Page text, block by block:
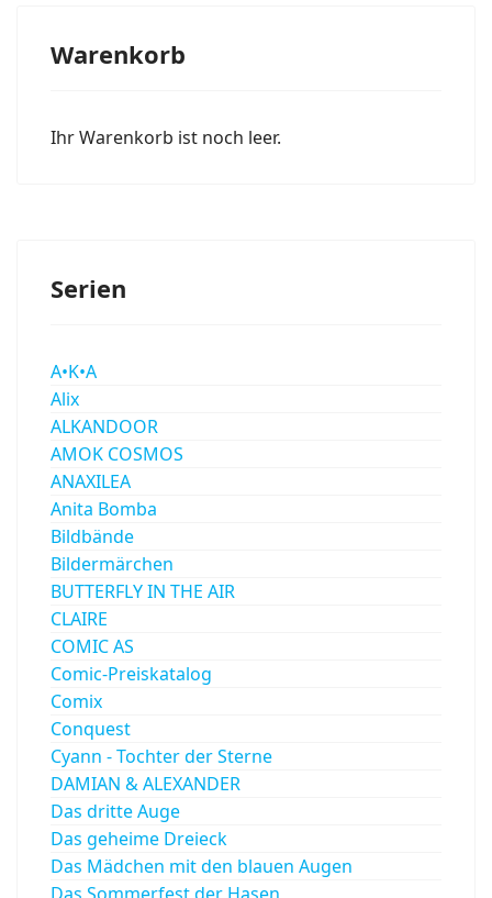
Warenkorb
Ihr Warenkorb ist noch leer.
Serien
A•K•A
Alix
ALKANDOOR
AMOK COSMOS
ANAXILEA
Anita Bomba
Bildbände
Bildermärchen
BUTTERFLY IN THE AIR
CLAIRE
COMIC AS
Comic-Preiskatalog
Comix
Conquest
Cyann - Tochter der Sterne
DAMIAN & ALEXANDER
Das dritte Auge
Das geheime Dreieck
Das Mädchen mit den blauen Augen